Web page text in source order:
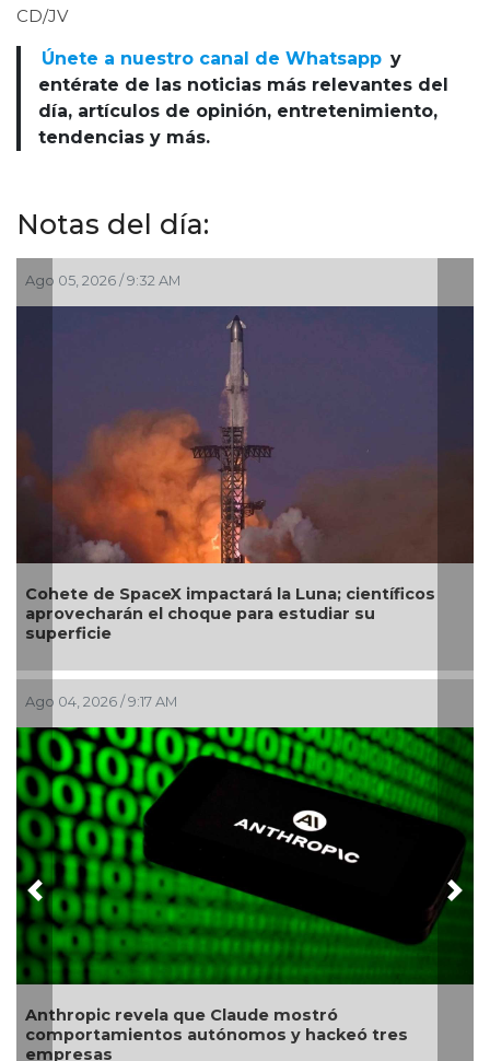
CD/JV
Únete a nuestro canal de Whatsapp y
entérate de las noticias más relevantes del
día, artículos de opinión, entretenimiento,
tendencias y más.
Notas del día:
tres
Jul 30, 2026 / 10:25 AM
SecureDNA: el sistema que busca frenar la
próxima pandemia antes de ser fabricada
Jul 29, 2026 / 9:52 AM
Revelan proteína que podría revertir el
causado por el Alzheimer
Previous